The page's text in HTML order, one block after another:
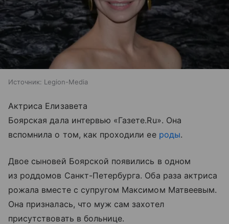
Источник: Legion-Media
Актриса Елизавета
Боярская дала интервью «Газете.Ru». Она
вспомнила о том, как проходили ее роды.
Двое сыновей Боярской появились в одном
из роддомов Санкт-Петербурга. Оба раза актриса
рожала вместе с супругом Максимом Матвеевым.
Она призналась, что муж сам захотел
присутствовать в больнице.